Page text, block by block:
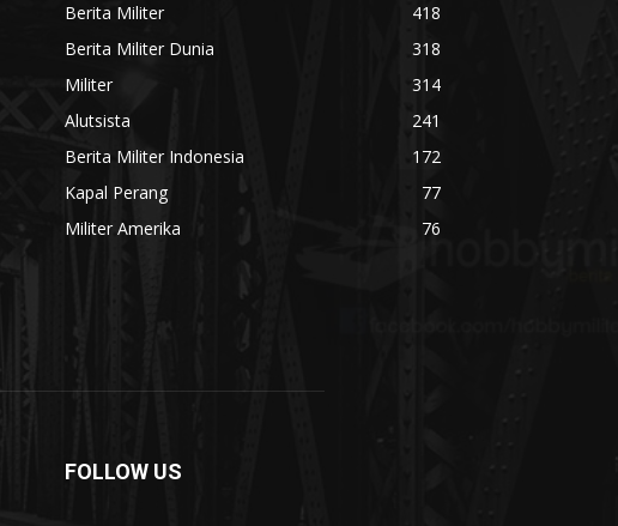
Berita Militer
418
Berita Militer Dunia
318
Militer
314
Alutsista
241
Berita Militer Indonesia
172
Kapal Perang
77
Militer Amerika
76
FOLLOW US